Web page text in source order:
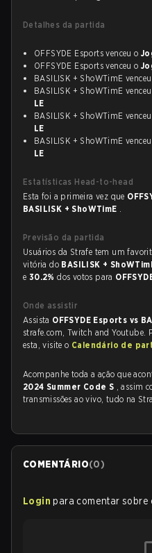
Detalhes da partida
OFFSYDE Esports venceu o
OFFSYDE Esports venceu o
BASILISK + ShoWTimE
BASILISK + ShoWTimE
LE
BASILISK + ShoWTimE
LE
BASILISK + ShoWTimE
LE
Estatísticas Head-to-head
Esta foi a primeira vez que
BASILISK + ShoWTimE .
Previsão da partida
Usuários da Strafe tem um
vitória do BASILISK +
e 30.2%dos votos para
Onde assistir
Assista OFFSYDE Esports vs
strafe.com, Twitch and Youtube.
esta, visite o Calendário de
Acompanhe toda a ação que
2024 Summer Code S , assim
transmissões ao vivo, tudo na
COMENTÁRIO(0)
Login para comentar sobre